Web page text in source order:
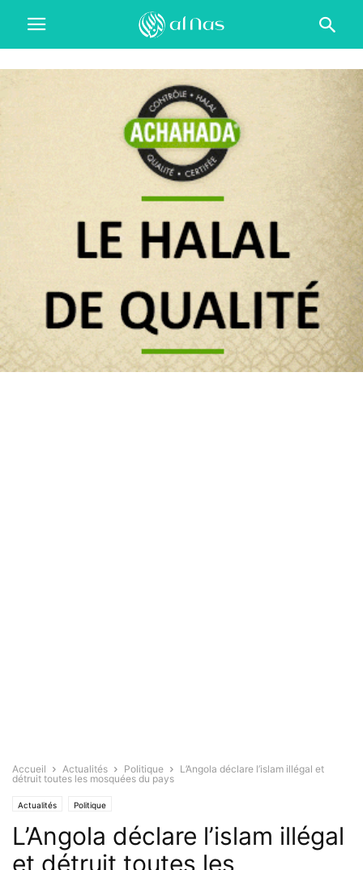
Accueil Actualités Politique
L’Angola déclare l’islam illégal et
détruit toutes les mosquées du pays
Actualités Politique
L’Angola déclare l’islam illégal
et détruit toutes les